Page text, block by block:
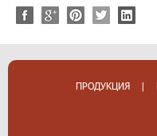
ПРОДУКЦИЯ |